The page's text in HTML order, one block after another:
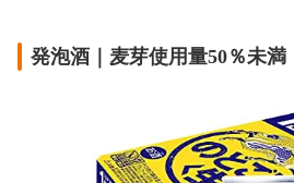
発泡酒｜麦芽使用量50％未満